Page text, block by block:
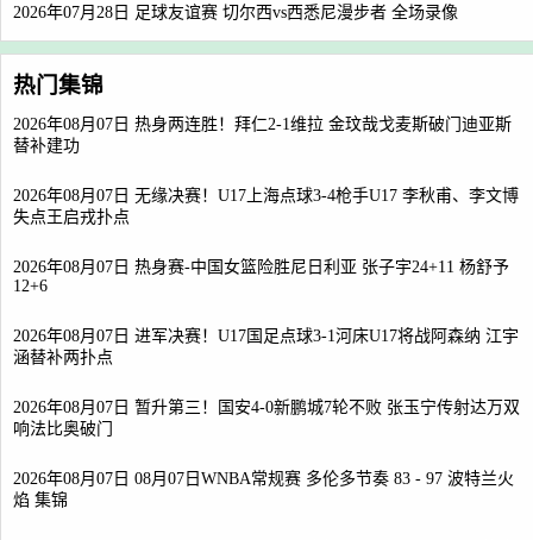
2026年07月28日 足球友谊赛 切尔西vs西悉尼漫步者 全场录像
热门集锦
2026年08月07日 热身两连胜！拜仁2-1维拉 金玟哉戈麦斯破门迪亚斯
替补建功
2026年08月07日 无缘决赛！U17上海点球3-4枪手U17 李秋甫、李文博
失点王启戎扑点
2026年08月07日 热身赛-中国女篮险胜尼日利亚 张子宇24+11 杨舒予
12+6
2026年08月07日 进军决赛！U17国足点球3-1河床U17将战阿森纳 江宇
涵替补两扑点
2026年08月07日 暂升第三！国安4-0新鹏城7轮不败 张玉宁传射达万双
响法比奥破门
2026年08月07日 08月07日WNBA常规赛 多伦多节奏 83 - 97 波特兰火
焰 集锦